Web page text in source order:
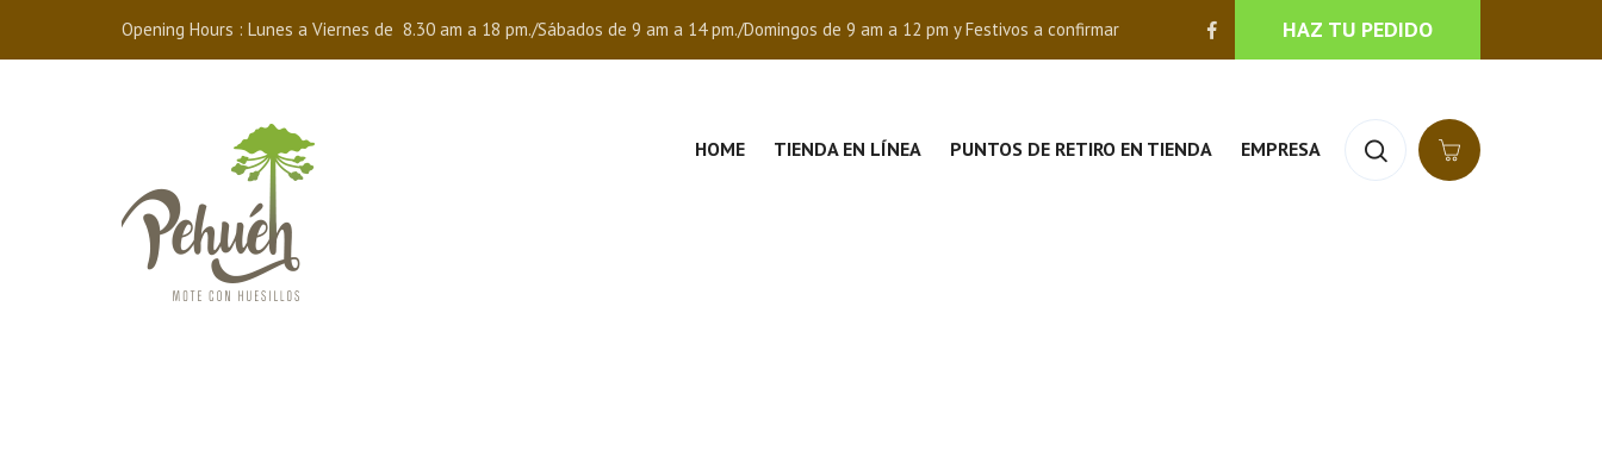
Opening Hours : Lunes a Viernes de 8.30 am a 18 pm./Sábados de 9 am a 14 pm./Domingos de 9 am a 12 pm y Festivos a confirmar HAZ TU PEDIDO
HOME TIENDA EN LÍNEA PUNTOS DE RETIRO EN TIENDA EMPRESA